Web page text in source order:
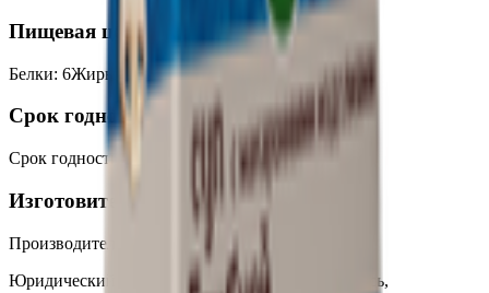
Пищевая ценность на 100г
Белки: 6Жиры 16Углеводы 370
Срок годности
Срок годности : 12 месяцев
Изготовитель
Производитель:
ОАО «Лидапищеконцентраты»
Юридический адрес:
231300, Республика Беларусь,